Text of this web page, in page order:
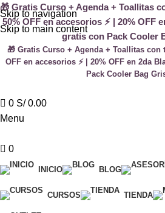
Skip to navigation
Skip to main content
🎁 Gratis Curso + Agenda + Toallitas
50% OFF en accesorios ⚡ | 20% OFF
gratis con Pack Cooler
🎁 Gratis Curso + Agenda + Toallitas con
OFF en accesorios ⚡ | 20% OFF en 2da
Pack Cooler Bag
0 S/0.00
Menu
0
INICIO BLOG
CURSOS TIENDA